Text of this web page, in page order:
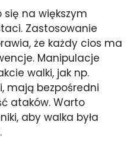
się na większym
Zastosowanie
że każdy cios ma
Manipulacje
walki, jak np.
mają bezpośredni
ataków. Warto
aby walka była